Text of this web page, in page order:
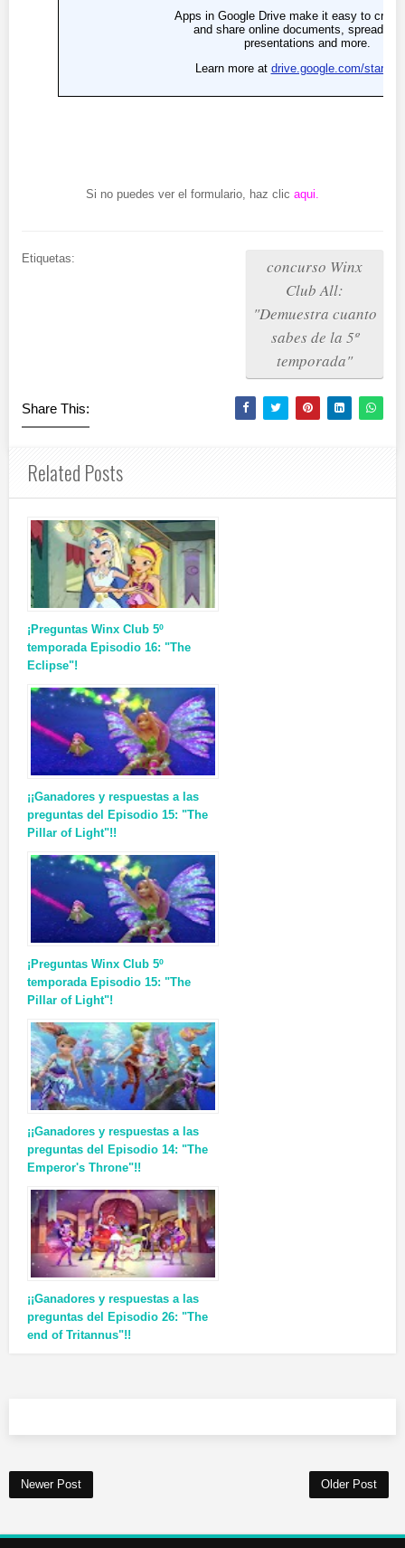
Si no puedes ver el formulario, haz clic aqui.
Etiquetas:
concurso Winx
Club All:
"Demuestra cuanto
sabes de la 5º
temporada"
Share This:
Related Posts
¡Preguntas Winx Club 5º
temporada Episodio 16: "The
Eclipse"!
¡¡Ganadores y respuestas a las
preguntas del Episodio 15: "The
Pillar of Light"!!
¡Preguntas Winx Club 5º
temporada Episodio 15: "The
Pillar of Light"!
¡¡Ganadores y respuestas a las
preguntas del Episodio 14: "The
Emperor's Throne"!!
¡¡Ganadores y respuestas a las
preguntas del Episodio 26: "The
end of Tritannus"!!
Newer Post Older Post